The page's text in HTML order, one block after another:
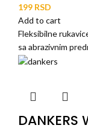
RSD
Add to cart
Fleksibilne
sa abrazivnim
DANKERS